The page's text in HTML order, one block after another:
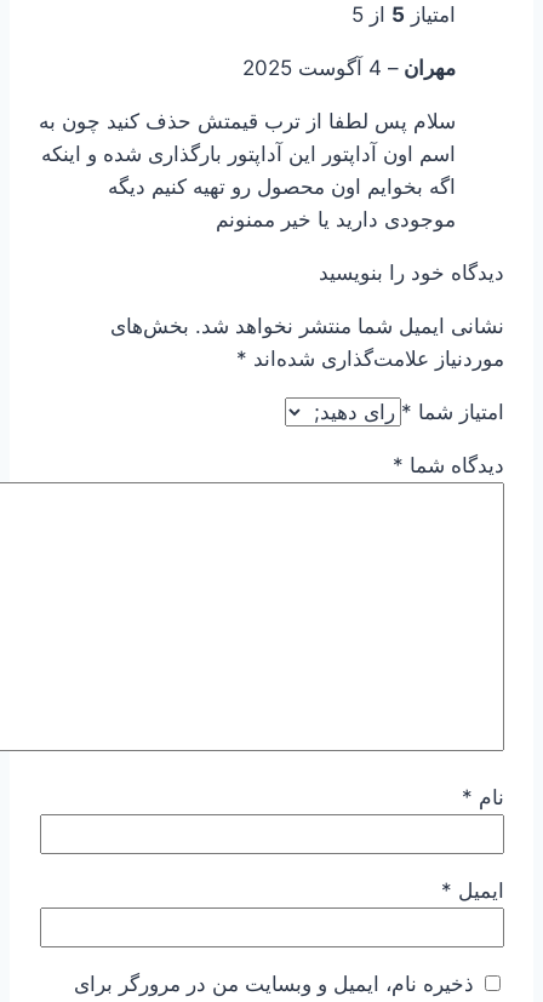
امتیاز 5 از 5
مهران – 4 آگوست 2025
سلام پس لطفا از ترب قیمتش حذف کنید چون به
اسم اون آداپتور این آداپتور بارگذاری شده و اینکه
اگه بخوایم اون محصول رو تهیه کنیم دیگه
موجودی دارید یا خیر ممنونم
دیدگاه خود را بنویسید
نشانی ایمیل شما منتشر نخواهد شد. بخش‌های
موردنیاز علامت‌گذاری شده‌اند *
امتیاز شما *
دیدگاه شما *
نام *
ایمیل *
ذخیره نام، ایمیل و وبسایت من در مرورگر برای